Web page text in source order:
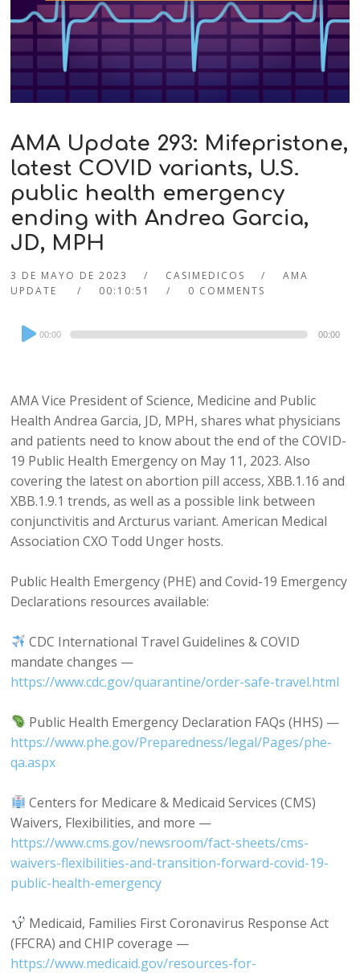
AMA Update 293: Mifepristone,
latest COVID variants, U.S.
public health emergency
ending with Andrea Garcia,
JD, MPH
3 DE MAYO DE 2023 CASIMEDICOS
AMA
UPDATE
00:10:51 0 COMMENTS
Audio
Player
00:00 00:00
AMA Vice President of Science, Medicine and Public
Health Andrea Garcia, JD, MPH, shares what physicians
and patients need to know about the end of the COVID-
19 Public Health Emergency on May 11, 2023. Also
covering the latest on abortion pill access, XBB.1.16 and
XBB.1.9.1 trends, as well as a possible link between
conjunctivitis and Arcturus variant. American Medical
Association CXO Todd Unger hosts.
Public Health Emergency (PHE) and Covid-19 Emergency
Declarations resources available:
CDC International Travel Guidelines & COVID
mandate changes —
https://www.cdc.gov/quarantine/order-safe-travel.html
Public Health Emergency Declaration FAQs (HHS) —
https://www.phe.gov/Preparedness/legal/Pages/phe-
qa.aspx
Centers for Medicare & Medicaid Services (CMS)
Waivers, Flexibilities, and more —
https://www.cms.gov/newsroom/fact-sheets/cms-
waivers-flexibilities-and-transition-forward-covid-19-
public-health-emergency
Medicaid, Families First Coronavirus Response Act
(FFCRA) and CHIP coverage —
https://www.medicaid.gov/resources-for-